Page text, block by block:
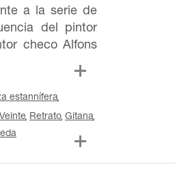
a la serie de
del pintor
checo Alfons
estannífera
Retrato Gitana